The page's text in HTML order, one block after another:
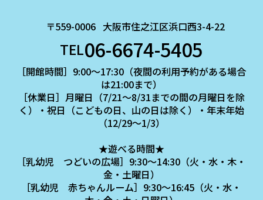
〒559-0006 大阪市住之江区浜口西3-4-22
TEL06-6674-5405
［開館時間］9:00～17:30（夜間の利用予約がある場合
は21:00まで）
［休業日］月曜日（7/21～8/31までの間の月曜日を除
く）・祝日（こどもの日、山の日は除く）・年末年始
（12/29～1/3）
★遊べる時間★
［乳幼児 つどいの広場］9:30～14:30（火・水・木・
金・土曜日）
［乳幼児 赤ちゃんルーム］9:30～16:45（火・水・